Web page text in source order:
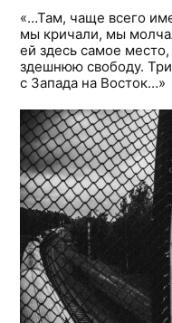
«…Там, чаще всего
мы кричали, мы
ей здесь самое
здешнюю свободу.
с Запада на Восток…»